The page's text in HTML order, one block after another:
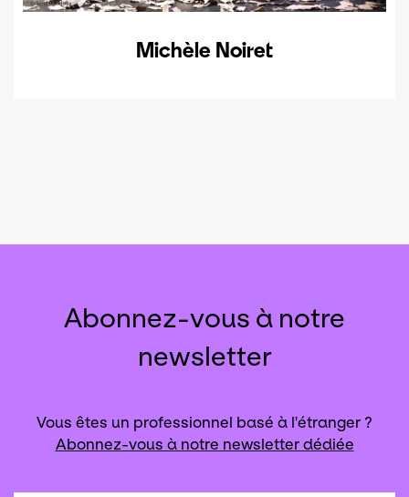
Michèle Noiret
Abonnez-vous à notre
newsletter
Vous êtes un professionnel basé à l'étranger ?
Abonnez-vous à notre newsletter dédiée